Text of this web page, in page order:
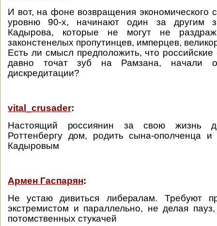
И вот, на фоне возвращения экономического
уровню 90-х, начинают один за другим
Кадырова, которые не могут не
законстенелых пропутинцев, имперцев,
Есть ли смысл предположить, что российские
давно точат зуб на Рамзана, начали
дискредитации?
vital_crusader:
Настоящий россиянин за свою жизнь
Роттенбергу дом, родить сына-ополченца и
Кадыровым
Армен Гаспарян:
Не устаю дивиться либералам. Требуют
экстремистом и параллельно, не делая
потомственных стукачей